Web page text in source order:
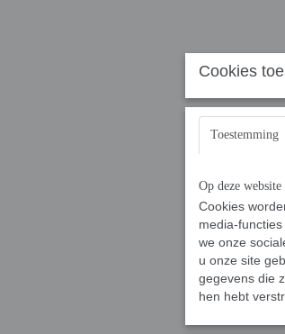
Cookies
Toestemming
Op deze
Cookies
media-
we onze
u onze site
gegevens die
hen hebt